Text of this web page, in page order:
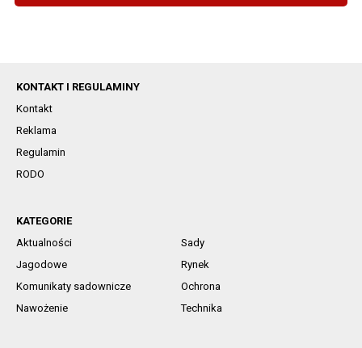
KONTAKT I REGULAMINY
Kontakt
Reklama
Regulamin
RODO
KATEGORIE
Aktualności
Sady
Jagodowe
Rynek
Komunikaty sadownicze
Ochrona
Nawożenie
Technika